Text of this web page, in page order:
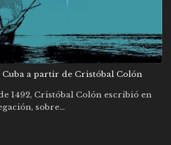
Cuba a partir de Cristóbal Colón
1492, Cristóbal Colón escribió en
sobre...